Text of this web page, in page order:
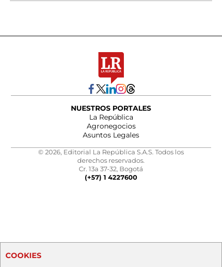
NUESTROS PORTALES
La República
Agronegocios
Asuntos Legales
© 2026, Editorial La República S.A.S. Todos los
derechos reservados.
Cr. 13a 37-32, Bogotá
(+57) 1 4227600
COOKIES